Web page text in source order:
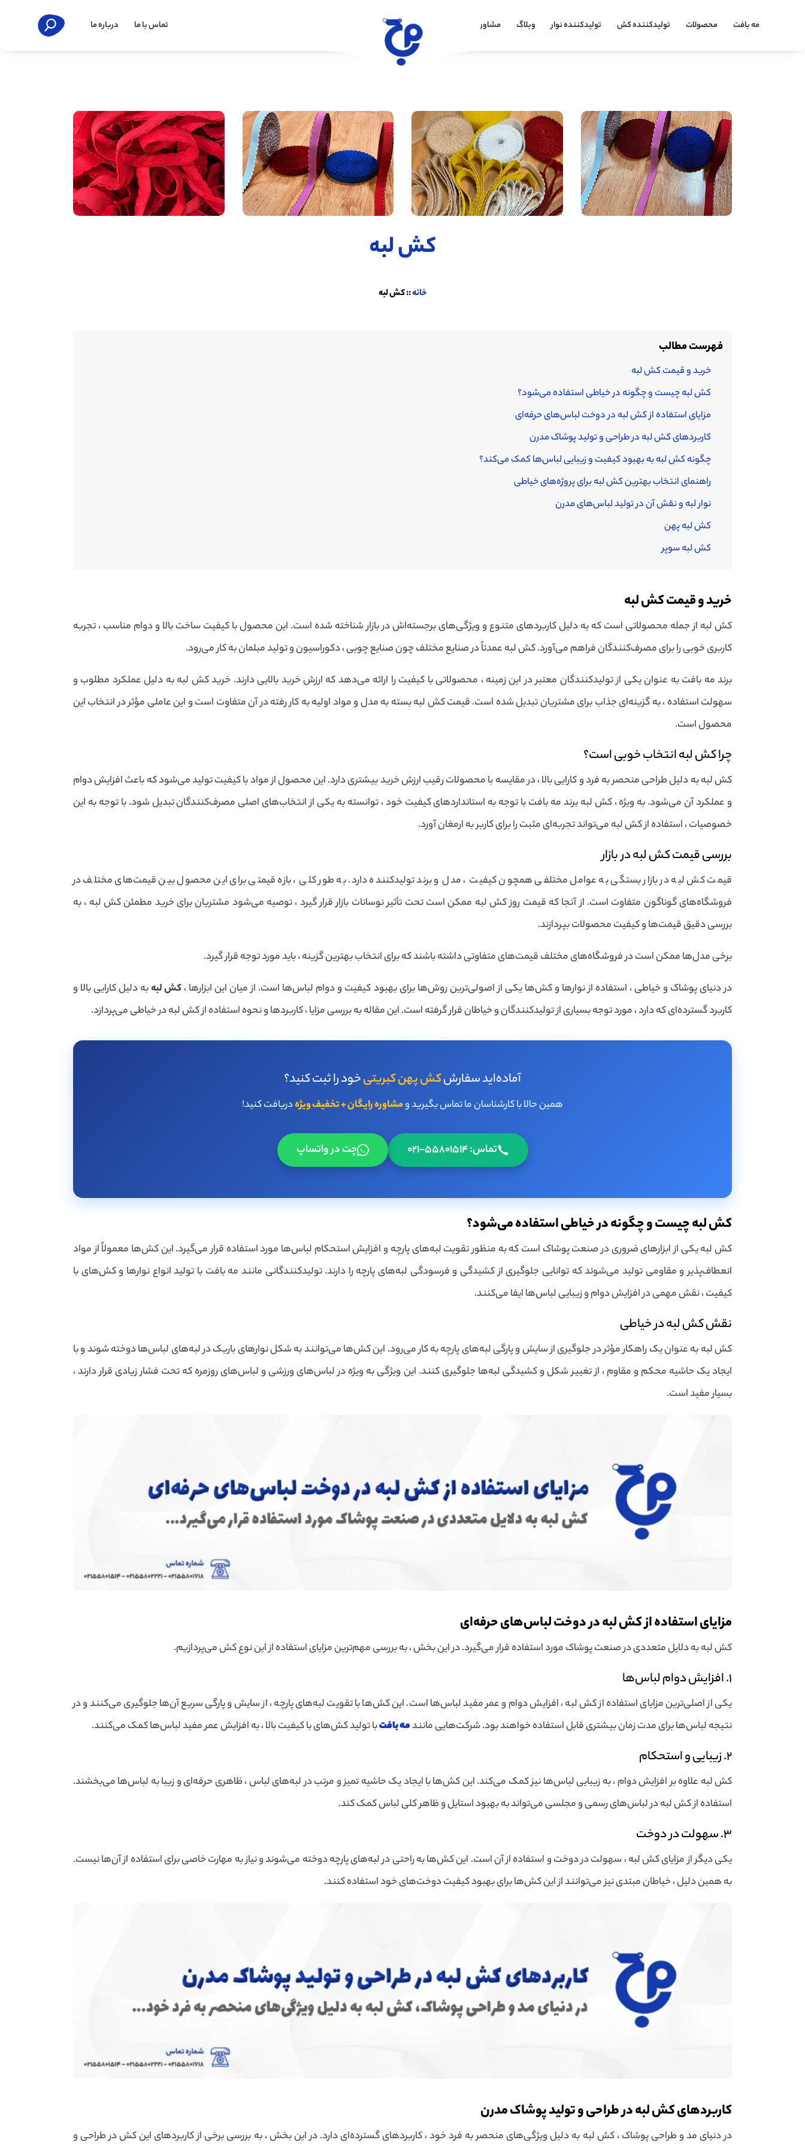
مه بافت محصولات تولیدکننده کش تولیدکننده نوار وبلاگ مشاوره خرید تماس با ما درباره ما
کش لبه
خانه::کش لبه
فهرست مطالب
خرید و قیمت کش لبه
کش لبه چیست و چگونه در خیاطی استفاده می‌شود؟
مزایای استفاده از کش لبه در دوخت لباس‌های حرفه‌ای
کاربردهای کش لبه در طراحی و تولید پوشاک مدرن
چگونه کش لبه به بهبود کیفیت و زیبایی لباس‌ها کمک می‌کند؟
راهنمای انتخاب بهترین کش لبه برای پروژه‌های خیاطی
نوار لبه و نقش آن در تولید لباس‌های مدرن
کش لبه پهن
کش لبه سوپر
خرید و قیمت کش لبه
کش لبه از جمله محصولاتی است که به دلیل کاربردهای متنوع و ویژگی‌های برجسته‌اش در بازار شناخته شده است. این محصول با کیفیت ساخت بالا و دوام مناسب ، تجربه
کاربری خوبی را برای مصرف‌کنندگان فراهم می‌آورد. کش لبه عمدتاً در صنایع مختلف چون صنایع چوبی ، دکوراسیون و تولید مبلمان به کار می‌رود.
برند مه بافت به عنوان یکی از تولیدکنندگان معتبر در این زمینه ، محصولاتی با کیفیت را ارائه می‌دهد که ارزش خرید بالایی دارند. خرید کش لبه به دلیل عملکرد مطلوب و
سهولت استفاده ، به گزینه‌ای جذاب برای مشتریان تبدیل شده است. قیمت کش لبه بسته به مدل و مواد اولیه به کار رفته در آن متفاوت است و این عاملی مؤثر در انتخاب این
محصول است.
چرا کش لبه انتخاب خوبی است؟
کش لبه به دلیل طراحی منحصر به فرد و کارایی بالا ، در مقایسه با محصولات رقیب ارزش خرید بیشتری دارد. این محصول از مواد با کیفیت تولید می‌شود که باعث افزایش دوام
و عملکرد آن می‌شود. به ویژه ، کش لبه برند مه بافت با توجه به استانداردهای کیفیت خود ، توانسته به یکی از انتخاب‌های اصلی مصرف‌کنندگان تبدیل شود. با توجه به این
خصوصیات ، استفاده از کش لبه می‌تواند تجربه‌ای مثبت را برای کاربر به ارمغان آورد.
بررسی قیمت کش لبه در بازار
قیمت کش لبه در بازار بستگی به عوامل مختلفی همچون کیفیت ، مدل و برند تولیدکننده دارد. به طور کلی ، بازه قیمتی برای این محصول بین قیمت‌های مختلف در
فروشگاه‌های گوناگون متفاوت است. از آنجا که قیمت روز کش لبه ممکن است تحت تأثیر نوسانات بازار قرار گیرد ، توصیه می‌شود مشتریان برای خرید مطمئن کش لبه ، به
بررسی دقیق قیمت‌ها و کیفیت محصولات بپردازند.
برخی مدل‌ها ممکن است در فروشگاه‌های مختلف قیمت‌های متفاوتی داشته باشند که برای انتخاب بهترین گزینه ، باید مورد توجه قرار گیرد.
در دنیای پوشاک و خیاطی ، استفاده از نوارها و کش‌ها یکی از اصولی‌ترین روش‌ها برای بهبود کیفیت و دوام لباس‌ها است. از میان این ابزارها ،کش لبهبه دلیل کارایی بالا و
کاربرد گسترده‌ای که دارد ، مورد توجه بسیاری از تولیدکنندگان و خیاطان قرار گرفته است. این مقاله به بررسی مزایا ، کاربردها و نحوه استفاده از کش لبه در خیاطی می‌پردازد.
آماده‌اید سفارشکش پهن کبریتیخود را ثبت کنید؟
همین حالا با کارشناسان ما تماس بگیرید ومشاوره رایگان + تخفیف ویژهدریافت کنید!
تماس: 55801514-021 چت در واتساپ
کش لبه چیست و چگونه در خیاطی استفاده می‌شود؟
کش لبه یکی از ابزارهای ضروری در صنعت پوشاک است که به منظور تقویت لبه‌های پارچه و افزایش استحکام لباس‌ها مورد استفاده قرار می‌گیرد. این کش‌ها معمولاً از مواد
انعطاف‌پذیر و مقاومی تولید می‌شوند که توانایی جلوگیری از کشیدگی و فرسودگی لبه‌های پارچه را دارند. تولیدکنندگانی مانند مه بافت با تولید انواع نوارها و کش‌های با
کیفیت ، نقش مهمی در افزایش دوام و زیبایی لباس‌ها ایفا می‌کنند.
نقش کش لبه در خیاطی
کش لبه به عنوان یک راهکار مؤثر در جلوگیری از سایش و پارگی لبه‌های پارچه به کار می‌رود. این کش‌ها می‌توانند به شکل نوارهای باریک در لبه‌های لباس‌ها دوخته شوند و با
ایجاد یک حاشیه محکم و مقاوم ، از تغییر شکل و کشیدگی لبه‌ها جلوگیری کنند. این ویژگی به ویژه در لباس‌های ورزشی و لباس‌های روزمره که تحت فشار زیادی قرار دارند ،
بسیار مفید است.
مزایای استفاده از کش لبه در دوخت لباس‌های حرفه‌ای
کش لبه به دلایل متعددی در صنعت پوشاک مورد استفاده قرار می‌گیرد. در این بخش ، به بررسی مهم‌ترین مزایای استفاده از این نوع کش می‌پردازیم.
1. افزایش دوام لباس‌ها
یکی از اصلی‌ترین مزایای استفاده از کش لبه ، افزایش دوام و عمر مفید لباس‌ها است. این کش‌ها با تقویت لبه‌های پارچه ، از سایش و پارگی سریع آن‌ها جلوگیری می‌کنند و در
نتیجه لباس‌ها برای مدت زمان بیشتری قابل استفاده خواهند بود. شرکت‌هایی مانندمه بافتبا تولید کش‌های با کیفیت بالا ، به افزایش عمر مفید لباس‌ها کمک می‌کنند.
2. زیبایی و استحکام
کش لبه علاوه بر افزایش دوام ، به زیبایی لباس‌ها نیز کمک می‌کند. این کش‌ها با ایجاد یک حاشیه تمیز و مرتب در لبه‌های لباس ، ظاهری حرفه‌ای و زیبا به لباس‌ها می‌بخشند.
استفاده از کش لبه در لباس‌های رسمی و مجلسی می‌تواند به بهبود استایل و ظاهر کلی لباس کمک کند.
3. سهولت در دوخت
یکی دیگر از مزایای کش لبه ، سهولت در دوخت و استفاده از آن است. این کش‌ها به راحتی در لبه‌های پارچه دوخته می‌شوند و نیاز به مهارت خاصی برای استفاده از آن‌ها نیست.
به همین دلیل ، خیاطان مبتدی نیز می‌توانند از این کش‌ها برای بهبود کیفیت دوخت‌های خود استفاده کنند.
کاربردهای کش لبه در طراحی و تولید پوشاک مدرن
در دنیای مد و طراحی پوشاک ، کش لبه به دلیل ویژگی‌های منحصر به فرد خود ، کاربردهای گسترده‌ای دارد. در این بخش ، به بررسی برخی از کاربردهای این کش در طراحی و